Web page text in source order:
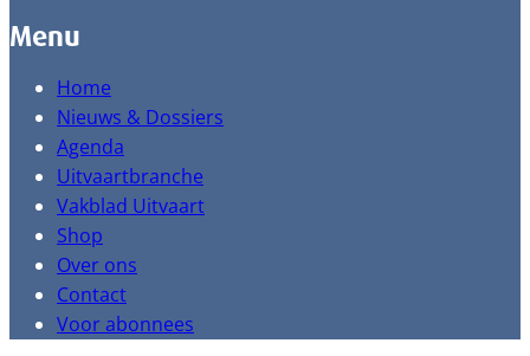
Menu
Home
Nieuws & Dossiers
Agenda
Uitvaartbranche
Vakblad Uitvaart
Shop
Over ons
Contact
Voor abonnees